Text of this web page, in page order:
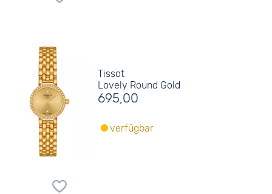
Tissot
Lovely Round Gold
695,00
verfügbar